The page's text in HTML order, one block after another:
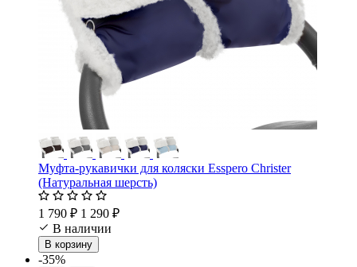
Муфта-рукавички для коляски Esspero Christer
(Натуральная шерсть)
1 790 ₽ 1 290 ₽
В наличии
В корзину
-35%